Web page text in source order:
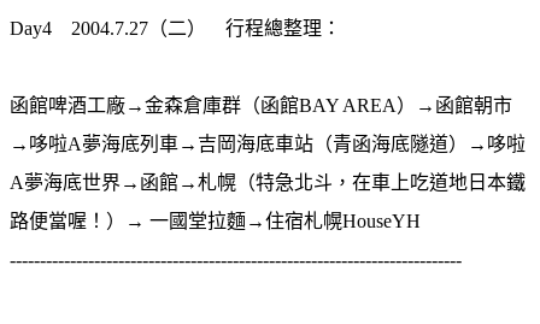
Day4 2004.7.27（二） 行程總整理：
函館啤酒工廠→金森倉庫群（函館BAY AREA）→函館朝市
→哆啦A夢海底列車→吉岡海底車站（青函海底隧道）→哆啦
A夢海底世界→函館→札幌（特急北斗，在車上吃道地日本鐵
路便當喔！）→ 一國堂拉麵→住宿札幌HouseYH
---------------------------------------------------------------------------